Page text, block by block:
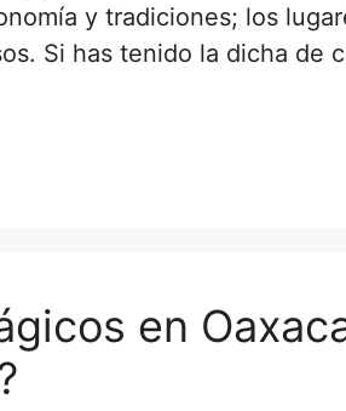
y tradiciones; los
Si has tenido la dicha de
en